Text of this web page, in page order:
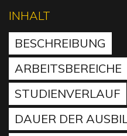
INHALT
BESCHREIBUNG
ARBEITSBEREICHE
STUDIENVERLAUF
DAUER DER